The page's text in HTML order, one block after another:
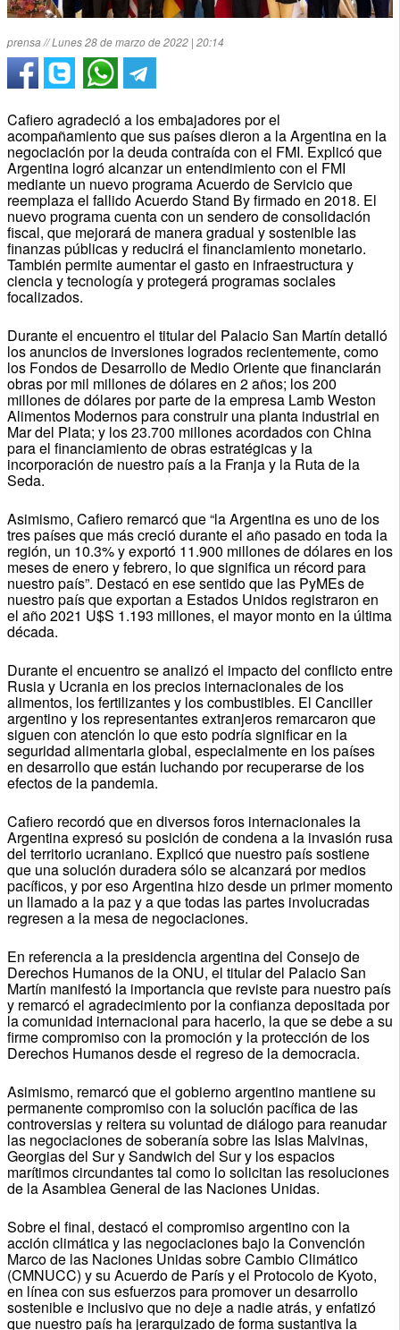
prensa // Lunes 28 de marzo de 2022 | 20:14
Cafiero agradeció a los embajadores por el
acompañamiento que sus países dieron a la Argentina en la
negociación por la deuda contraída con el FMI. Explicó que
Argentina logró alcanzar un entendimiento con el FMI
mediante un nuevo programa Acuerdo de Servicio que
reemplaza el fallido Acuerdo Stand By firmado en 2018. El
nuevo programa cuenta con un sendero de consolidación
fiscal, que mejorará de manera gradual y sostenible las
finanzas públicas y reducirá el financiamiento monetario.
También permite aumentar el gasto en infraestructura y
ciencia y tecnología y protegerá programas sociales
focalizados.
Durante el encuentro el titular del Palacio San Martín detalló
los anuncios de inversiones logrados recientemente, como
los Fondos de Desarrollo de Medio Oriente que financiarán
obras por mil millones de dólares en 2 años; los 200
millones de dólares por parte de la empresa Lamb Weston
Alimentos Modernos para construir una planta industrial en
Mar del Plata; y los 23.700 millones acordados con China
para el financiamiento de obras estratégicas y la
incorporación de nuestro país a la Franja y la Ruta de la
Seda.
Asimismo, Cafiero remarcó que “la Argentina es uno de los
tres países que más creció durante el año pasado en toda la
región, un 10.3% y exportó 11.900 millones de dólares en los
meses de enero y febrero, lo que significa un récord para
nuestro país”. Destacó en ese sentido que las PyMEs de
nuestro país que exportan a Estados Unidos registraron en
el año 2021 U$S 1.193 millones, el mayor monto en la última
década.
Durante el encuentro se analizó el impacto del conflicto entre
Rusia y Ucrania en los precios internacionales de los
alimentos, los fertilizantes y los combustibles. El Canciller
argentino y los representantes extranjeros remarcaron que
siguen con atención lo que esto podría significar en la
seguridad alimentaria global, especialmente en los países
en desarrollo que están luchando por recuperarse de los
efectos de la pandemia.
Cafiero recordó que en diversos foros internacionales la
Argentina expresó su posición de condena a la invasión rusa
del territorio ucraniano. Explicó que nuestro país sostiene
que una solución duradera sólo se alcanzará por medios
pacíficos, y por eso Argentina hizo desde un primer momento
un llamado a la paz y a que todas las partes involucradas
regresen a la mesa de negociaciones.
En referencia a la presidencia argentina del Consejo de
Derechos Humanos de la ONU, el titular del Palacio San
Martín manifestó la importancia que reviste para nuestro país
y remarcó el agradecimiento por la confianza depositada por
la comunidad internacional para hacerlo, la que se debe a su
firme compromiso con la promoción y la protección de los
Derechos Humanos desde el regreso de la democracia.
Asimismo, remarcó que el gobierno argentino mantiene su
permanente compromiso con la solución pacífica de las
controversias y reitera su voluntad de diálogo para reanudar
las negociaciones de soberanía sobre las Islas Malvinas,
Georgias del Sur y Sandwich del Sur y los espacios
marítimos circundantes tal como lo solicitan las resoluciones
de la Asamblea General de las Naciones Unidas.
Sobre el final, destacó el compromiso argentino con la
acción climática y las negociaciones bajo la Convención
Marco de las Naciones Unidas sobre Cambio Climático
(CMNUCC) y su Acuerdo de París y el Protocolo de Kyoto,
en línea con sus esfuerzos para promover un desarrollo
sostenible e inclusivo que no deje a nadie atrás, y enfatizó
que nuestro país ha jerarquizado de forma sustantiva la